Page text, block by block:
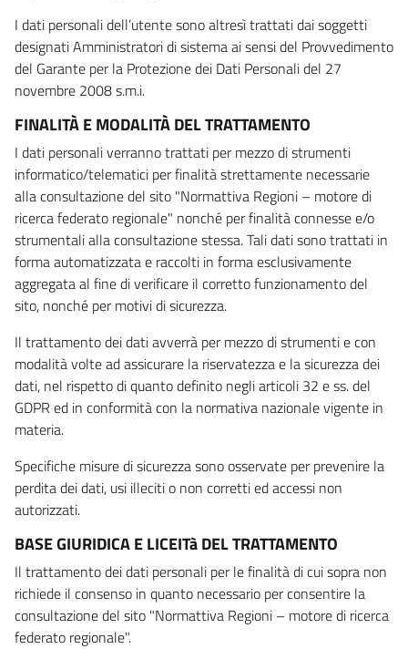
I dati personali dell’utente sono altresì trattati dai soggetti
designati Amministratori di sistema ai sensi del Provvedimento
del Garante per la Protezione dei Dati Personali del 27
novembre 2008 s.m.i.
FINALITÀ E MODALITÀ DEL TRATTAMENTO
I dati personali verranno trattati per mezzo di strumenti
informatico/telematici per finalità strettamente necessarie
alla consultazione del sito "Normattiva Regioni – motore di
ricerca federato regionale" nonché per finalità connesse e/o
strumentali alla consultazione stessa. Tali dati sono trattati in
forma automatizzata e raccolti in forma esclusivamente
aggregata al fine di verificare il corretto funzionamento del
sito, nonché per motivi di sicurezza.
Il trattamento dei dati avverrà per mezzo di strumenti e con
modalità volte ad assicurare la riservatezza e la sicurezza dei
dati, nel rispetto di quanto definito negli articoli 32 e ss. del
GDPR ed in conformità con la normativa nazionale vigente in
materia.
Specifiche misure di sicurezza sono osservate per prevenire la
perdita dei dati, usi illeciti o non corretti ed accessi non
autorizzati.
BASE GIURIDICA E LICEITà DEL TRATTAMENTO
Il trattamento dei dati personali per le finalità di cui sopra non
richiede il consenso in quanto necessario per consentire la
consultazione del sito "Normattiva Regioni – motore di ricerca
federato regionale".